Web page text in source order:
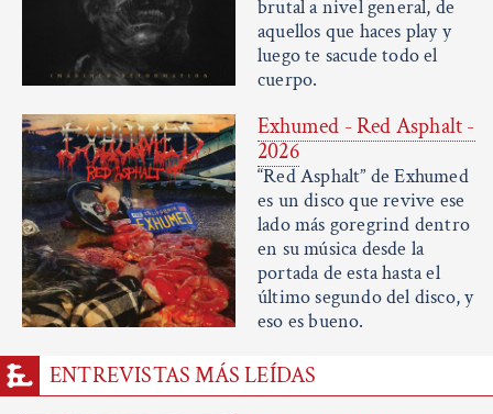
brutal a nivel general, de
aquellos que haces play y
luego te sacude todo el
cuerpo.
Exhumed - Red Asphalt -
2026
“Red Asphalt” de Exhumed
es un disco que revive ese
lado más goregrind dentro
en su música desde la
portada de esta hasta el
último segundo del disco, y
eso es bueno.
ENTREVISTAS MÁS LEÍDAS